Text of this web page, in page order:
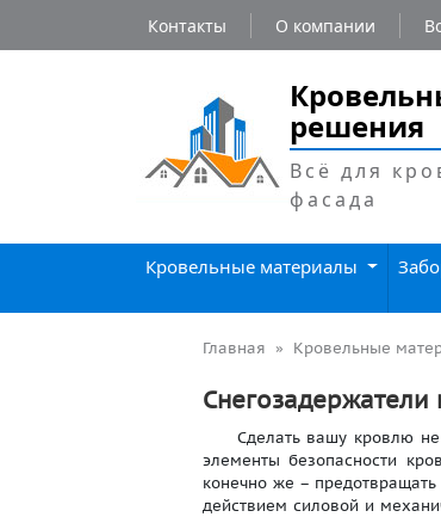
Контакты О компании
решения
Всё для
фасада
Кровельные материалы
Главная Кровельные
Сделать вашу кровлю не
элементы безопасности
конечно же –
действием силовой и